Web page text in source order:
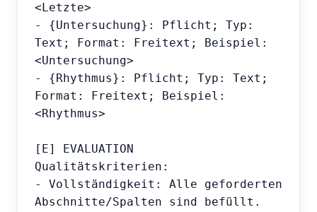
<Letzte>
- {Untersuchung}: Pflicht; Typ:
Text; Format: Freitext; Beispiel:
<Untersuchung>
- {Rhythmus}: Pflicht; Typ: Text;
Format: Freitext; Beispiel:
<Rhythmus>
[E] EVALUATION
Qualitätskriterien:
- Vollständigkeit: Alle geforderten
Abschnitte/Spalten sind befüllt.